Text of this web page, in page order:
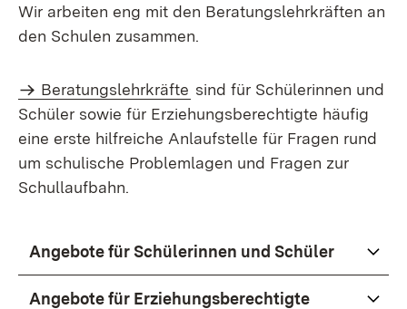
Wir arbeiten eng mit den Beratungslehrkräften an
den Schulen zusammen.
Beratungslehrkräfte sind für Schülerinnen und
Schüler sowie für Erziehungsberechtigte häufig
eine erste hilfreiche Anlaufstelle für Fragen rund
um schulische Problemlagen und Fragen zur
Schullaufbahn.
Angebote für Schülerinnen und Schüler
Angebote für Erziehungsberechtigte